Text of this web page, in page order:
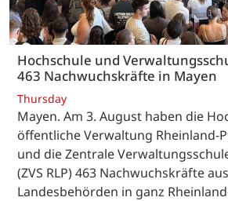
Hochschule und
463 Nachwuchskräfte in Mayen
Thursday
Mayen. Am 3. August haben die
öffentliche Verwaltung Rheinland-
und die Zentrale
(ZVS RLP) 463 Nachwuchskräfte
Landesbehörden in ganz